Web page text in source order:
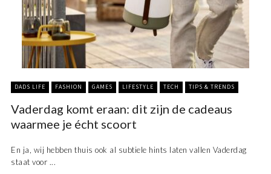
DADS LIFE FASHION GAMES LIFESTYLE TECH TIPS & TRENDS
Vaderdag komt eraan: dit zijn de cadeaus
waarmee je écht scoort
En ja, wij hebben thuis ook al subtiele hints laten vallen Vaderdag
staat voor ...